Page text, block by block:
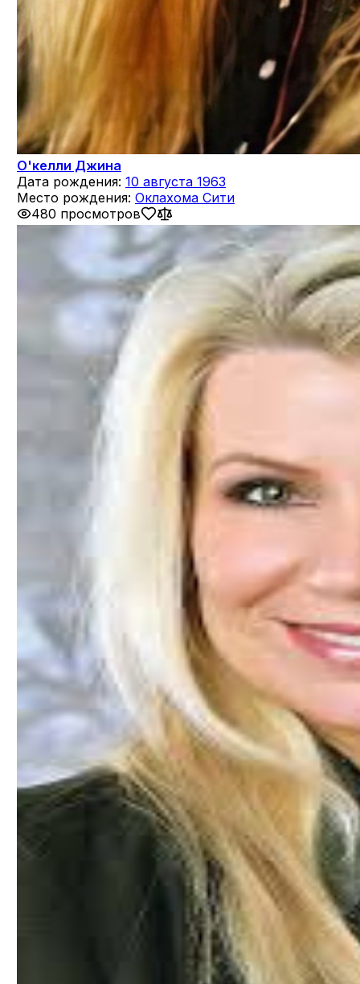
О'келли Джина
Дата рождения: 10 августа 1963
Место рождения: Оклахома Сити
480 просмотров